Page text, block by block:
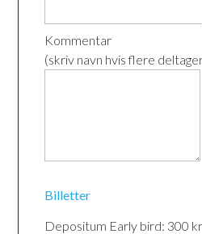
Kommentar
(skriv navn hvis flere
Billetter
Depositum Early bird: 300 kr